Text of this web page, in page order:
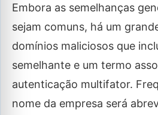
Embora as semelhanças
sejam comuns, há um
domínios maliciosos que
semelhante e um termo
autenticação multifator.
nome da empresa será